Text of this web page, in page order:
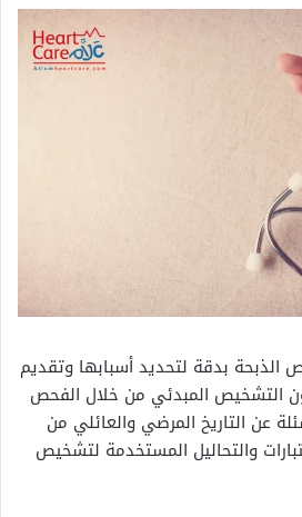
بدقة لتحديد أسبابها وتقديم
التشخيص المبدئي من خلال الفحص
عن التاريخ المرضي والعائلي من
والتحاليل المستخدمة لتشخيص